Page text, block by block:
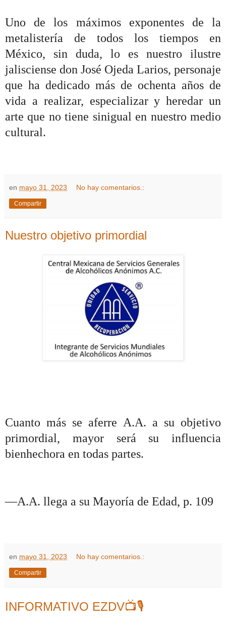
Uno de los máximos exponentes de la
metalistería de todos los tiempos en
México, sin duda, lo es nuestro ilustre
jalisciense don José Ojeda Larios, personaje
que ha dedicado más de ochenta años de
vida a realizar, especializar y heredar un
arte que no tiene sinigual en nuestro medio
cultural.
en mayo 31, 2023 No hay comentarios.:
Compartir
Nuestro objetivo primordial
Cuanto más se aferre A.A. a su objetivo
primordial, mayor será su influencia
bienhechora en todas partes.
—A.A. llega a su Mayoría de Edad, p. 109
en mayo 31, 2023 No hay comentarios.:
Compartir
INFORMATIVO EZDV📺🎙️